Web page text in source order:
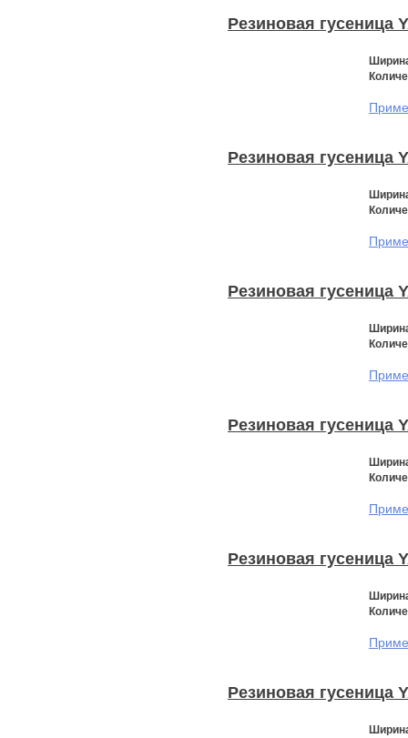
Резиновая гусеница
Резиновая гусеница
Резиновая гусеница
Резиновая гусеница
Резиновая гусеница
Резиновая гусеница